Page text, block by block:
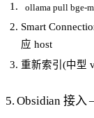
ollama pull bge-
Smart
应 host
重新索引(中型
5. Obsidian 接